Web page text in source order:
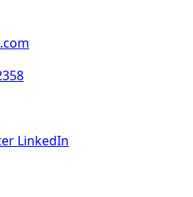
LinkedIn